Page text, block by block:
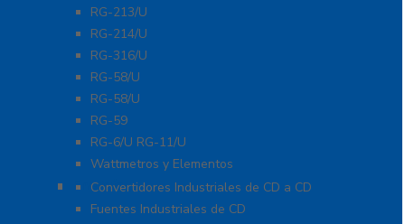
RG-213/U
RG-214/U
RG-316/U
RG-58/U
RG-58/U
RG-59
RG-6/U RG-11/U
Wattmetros y Elementos
Energía
Convertidores Industriales de CD a CD
Fuentes Industriales de CD